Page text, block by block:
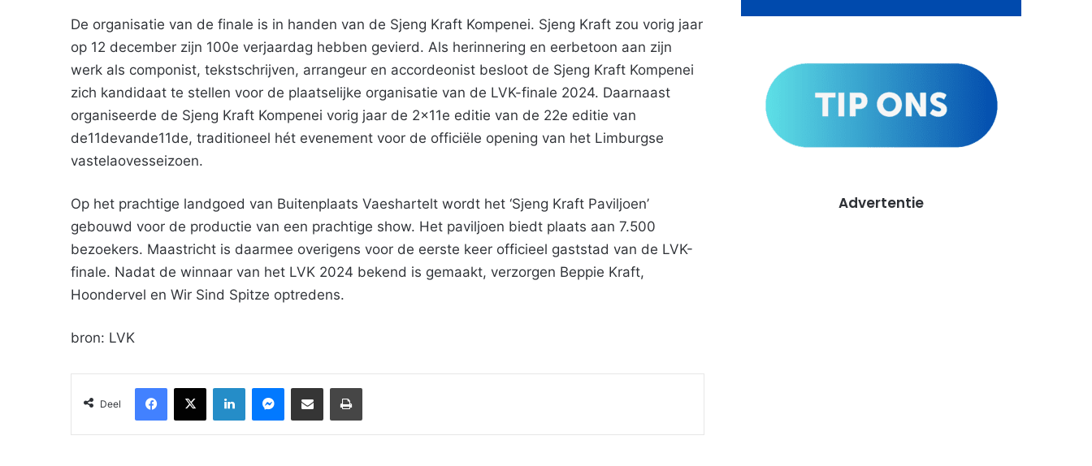
De organisatie van de finale is in handen van de Sjeng Kraft Kompenei. Sjeng Kraft zou vorig jaar
op 12 december zijn 100e verjaardag hebben gevierd. Als herinnering en eerbetoon aan zijn
werk als componist, tekstschrijven, arrangeur en accordeonist besloot de Sjeng Kraft Kompenei
zich kandidaat te stellen voor de plaatselijke organisatie van de LVK-finale 2024. Daarnaast
organiseerde de Sjeng Kraft Kompenei vorig jaar de 2x11e editie van de 22e editie van
de11devande11de, traditioneel hét evenement voor de officiële opening van het Limburgse
vastelaovesseizoen.
Op het prachtige landgoed van Buitenplaats Vaeshartelt wordt het ‘Sjeng Kraft Paviljoen’
gebouwd voor de productie van een prachtige show. Het paviljoen biedt plaats aan 7.500
bezoekers. Maastricht is daarmee overigens voor de eerste keer officieel gaststad van de LVK-
finale. Nadat de winnaar van het LVK 2024 bekend is gemaakt, verzorgen Beppie Kraft,
Hoondervel en Wir Sind Spitze optredens.
bron: LVK
Deel
Facebook
X LinkedInMessenger
Deel via Email Print
Advertentie